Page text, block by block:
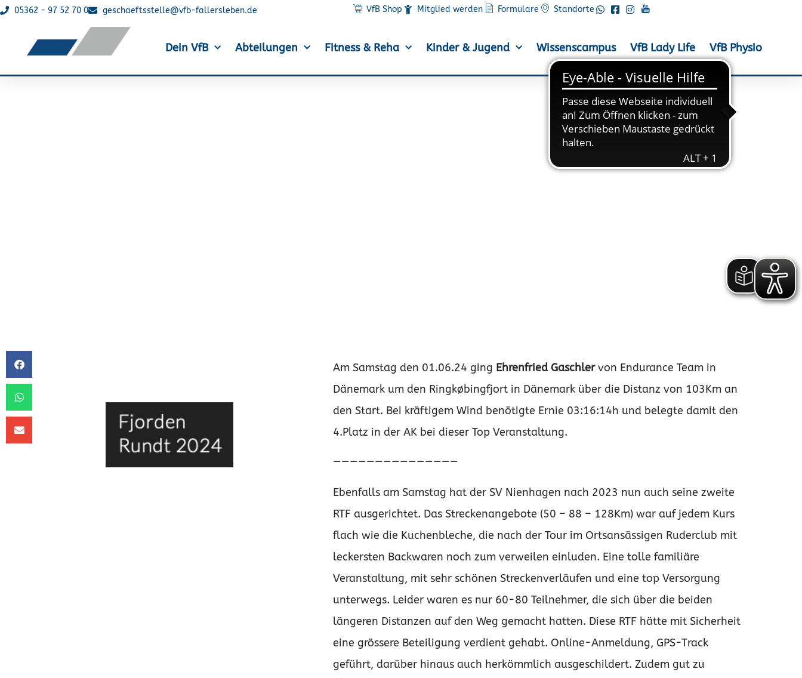
05362 - 97 52 70 0 geschaeftsstelle@vfb-fallersleben.de VfB Shop Mitglied werden Formulare Standorte
Dein VfB Abteilungen Fitness & Reha Kinder & Jugend Wissenscampus VfB Lady Life VfB Physio
Am Samstag den 01.06.24 ging Ehrenfried Gaschlervon Endurance Team in
Dänemark um den Ringkøbingfjort in Dänemark über die Distanz von 103Km an
den Start. Bei kräftigem Wind benötigte Ernie 03:16:14h und belegte damit den
4.Platz in der AK bei dieser Top Veranstaltung.
———————————————
Ebenfalls am Samstag hat der SV Nienhagen nach 2023 nun auch seine zweite
RTF ausgerichtet. Das Streckenangebote (50 – 88 – 128Km) war auf jedem Kurs
flach wie die Kuchenbleche, die nach der Tour im Ortsansässigen Ruderclub mit
leckersten Backwaren noch zum verweilen einluden. Eine tolle familiäre
Veranstaltung, mit sehr schönen Streckenverläufen und eine top Versorgung
unterwegs. Leider waren es nur 60-80 Teilnehmer, die sich über die beiden
längeren Distanzen auf den Weg gemacht hatten. Diese RTF hätte mit Sicherheit
eine grössere Beteiligung verdient gehabt. Online-Anmeldung, GPS-Track
geführt, darüber hinaus auch herkömmlich ausgeschildert. Zudem gut zu